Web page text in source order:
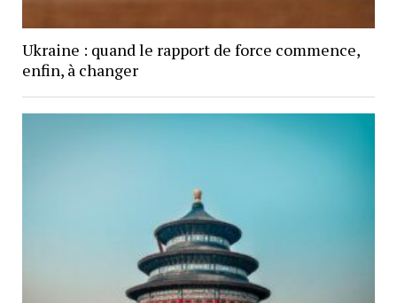
Ukraine : quand le rapport de force commence,
enfin, à changer